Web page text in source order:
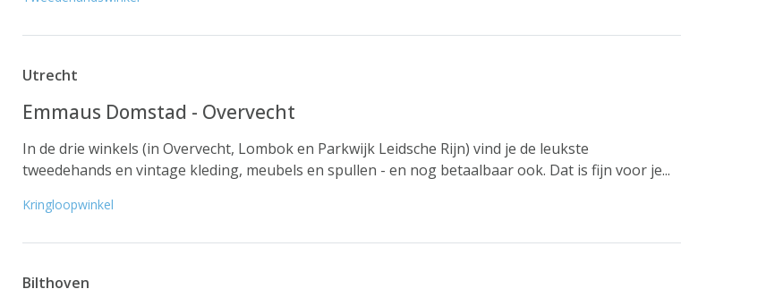
Utrecht
Emmaus Domstad - Overvecht
In de drie winkels (in Overvecht, Lombok en Parkwijk Leidsche Rijn) vind je de leukste
tweedehands en vintage kleding, meubels en spullen - en nog betaalbaar ook. Dat is fijn voor je...
Kringloopwinkel
Bilthoven